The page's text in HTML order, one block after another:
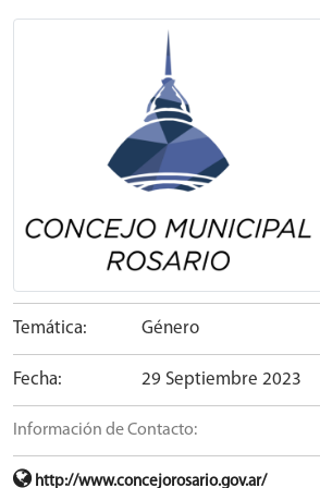
Temática: Género
Fecha: 29 Septiembre 2023
Información de Contacto:
http://www.concejorosario.gov.ar/